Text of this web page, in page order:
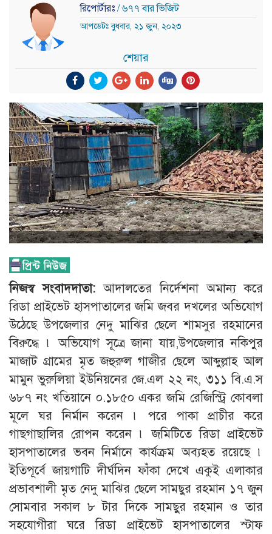
রিপোর্টারঃ / ৬৭৭ বার ভিজিট
আপডেটঃ বুধবার, ২১ জুন, ২০২৩
শেয়ার
নিজস্ব সংবাদদাতা: আদালতের নির্দেশনা অমান্য করে
রিডা প্রাইভেট হাসপাতালের জমি জবর দখলের অভিযোগ
উঠেছে উপজেলার নেদু মাঝির ছেলে শামসুর রহমানের
বিরুদ্ধে ৷ অভিযোগ সূত্রে জানা যায়,উপজেলার নকিপুর
মাজাট গ্রামের মৃত জহুরুল গাজীর ছেলে আব্দুল্লাহ আল
মামুন ভুরুলিয়া ইউনিয়নের জে.এল ২২ নং, ৩১১ বি.এ.স
৬৮৭ নং খতিয়ানে ০.১৮৫০ একর জমি রেজিস্ট্রি কোবলা
মূলে ঘর নির্মান করেন ৷ পরে পাকা প্রাচীর করে
গাছগাছালির রোপন করেন ৷ জমিটিতে রিডা প্রাইভেট
হাসপাতালের ভবন নির্মানে কার্যক্রম অব্যহত রয়েছে ৷
ইতিপূর্বে জায়গাটি দীর্ঘদিন ফাঁকা দেখে একুই এলাকার
প্রভাবশালী মৃত নেদু মাঝির ছেলে সামছুর রহমান ১৭ জুন
সোমবার সকাল ৮ টার দিকে সামছুর রহমান ও তার
সহযোগীরা ঘরে রিডা প্রাইভেট হাসপাতালের স্টাফ